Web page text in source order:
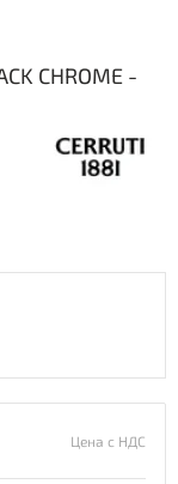
CHROME -
Цена с НДС